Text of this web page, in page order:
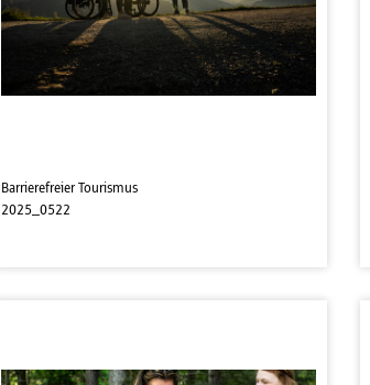
Barrierefreier Tourismus
2025_0522